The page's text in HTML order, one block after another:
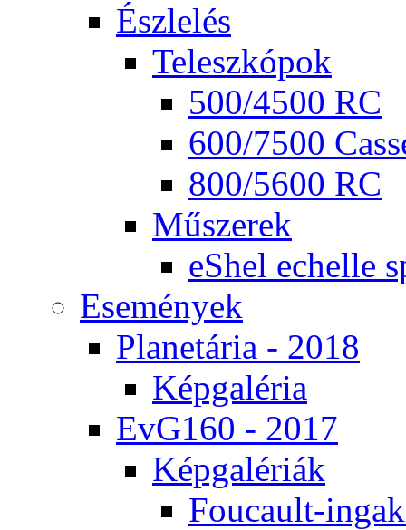
Ész­le­lés
Te­lesz­kó­pok
500/4500 RC
600/7500
800/5600 RC
Mű­sze­rek
eS­hel echel­le
Ese­mé­nyek
Pla­ne­tá­ria - 2018
Kép­ga­lé­ria
EvG160 - 2017
Kép­ga­lé­ri­ák
Fo­u­ca­ult-